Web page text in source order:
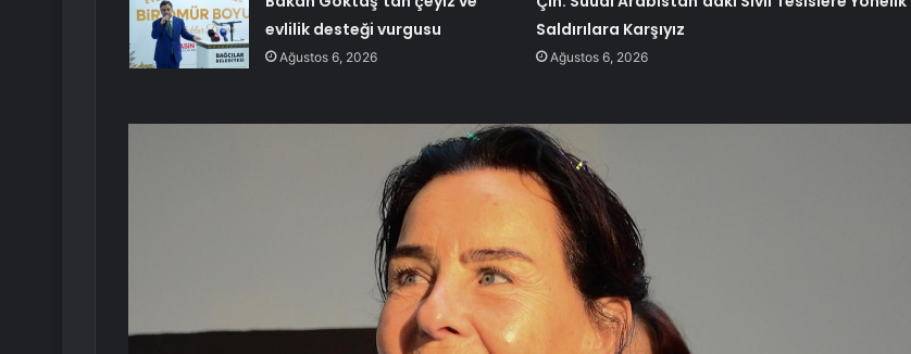
evlilik desteği vurgusu
Ağustos 6, 2026
Saldırılara Karşıyız
Ağustos 6, 2026